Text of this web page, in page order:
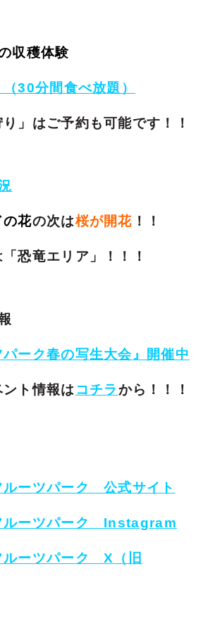
収穫体験
30分間食べ放題）
」はご予約も可能です！！
の花の次は桜が開花 ！！
「恐竜エリア」！！！
パーク春の写生大会』開催中
ント情報は コチラから！！！
ルーツパーク 公式サイト
ルーツパーク Instagram
ルーツパーク X（旧